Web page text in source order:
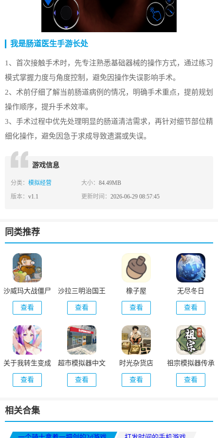
我是肠道医生手游长处
1、首次接触手术时，先专注熟悉基础器械的操作方式，通过练习
模式掌握力度与角度控制，避免因操作失误影响手术。
2、术前仔细了解当前肠道病例的情况，明确手术重点，提前规划
操作顺序，提升手术效率。
3、手术过程中优先处理明显的肠道清洁需求，再针对细节部位精
细化操作，避免因急于求成导致遗漏或失误。
游戏信息
分类： 模拟经营 大小：84.49MB
版本： v1.1 更新时间：2026-06-29 08:57:45
同类推荐
沙威玛大战僵尸
查看
沙拉三明治国王
正版
查看
橡子屋
查看
无尽冬日
查看
关于我转生变成
史莱姆这档事新
世界
查看
超市模拟器中文
版
查看
时光杂货店
查看
祖宗模拟器传承
查看
相关合集